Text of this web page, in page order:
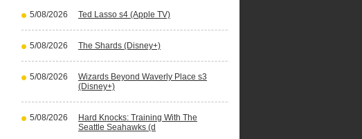
5/08/2026 Ted Lasso s4 (Apple TV)
5/08/2026 The Shards (Disney+)
5/08/2026
Wizards Beyond Waverly Place s3
(Disney+)
5/08/2026
Hard Knocks: Training With The
Seattle Seahawks (d